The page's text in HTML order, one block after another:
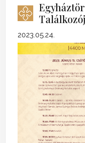
2023.05.24.